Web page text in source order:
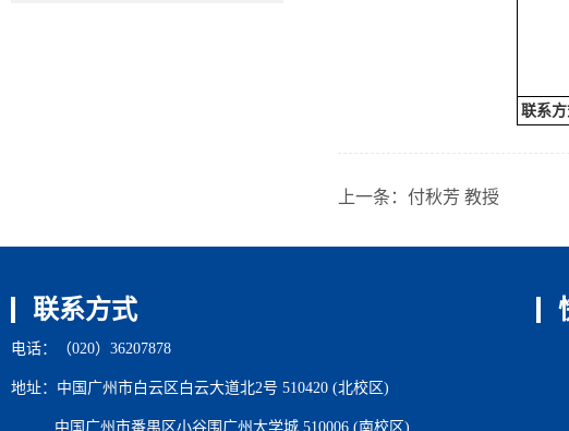
联系方
上一条： 付秋芳 教授
联系方式
电话：（020）36207878
地址：中国广州市白云区白云大道北2号 510420 (北校区)
中国广州市番禺区小谷围广州大学城 510006 (南校区)